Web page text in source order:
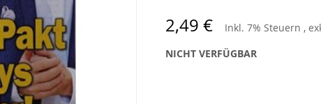
2,49 € Inkl. 7% Steuern ,
NICHT VERFÜGBAR